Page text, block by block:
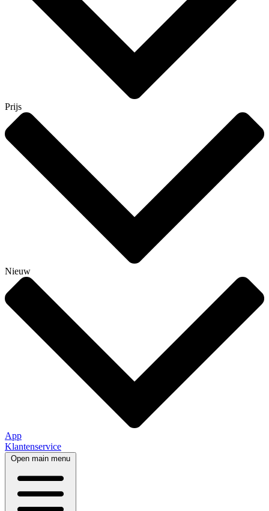
Prijs
Nieuw
App
Klantenservice
Open main menu